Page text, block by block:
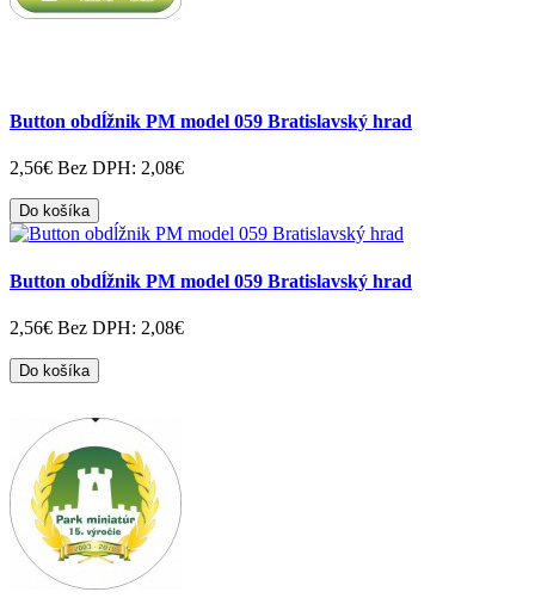
Button obdĺžnik PM model 059 Bratislavský hrad
2,56€ Bez DPH: 2,08€
Do košíka
Button obdĺžnik PM model 059 Bratislavský hrad
2,56€ Bez DPH: 2,08€
Do košíka